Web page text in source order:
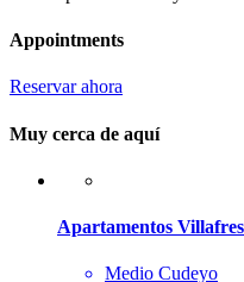
Appointments
Reservar ahora
Muy cerca de aquí
Apartamentos
Medio Cudeyo